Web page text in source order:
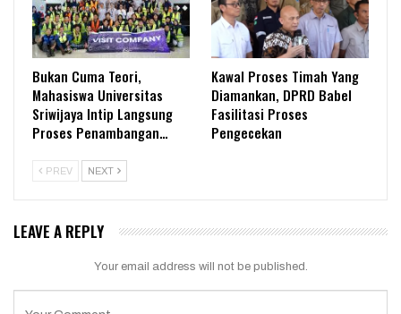
Bukan Cuma Teori,
Mahasiswa Universitas
Sriwijaya Intip Langsung
Proses Penambangan…
Kawal Proses Timah Yang
Diamankan, DPRD Babel
Fasilitasi Proses
Pengecekan
PREV NEXT
LEAVE A REPLY
Your email address will not be published.